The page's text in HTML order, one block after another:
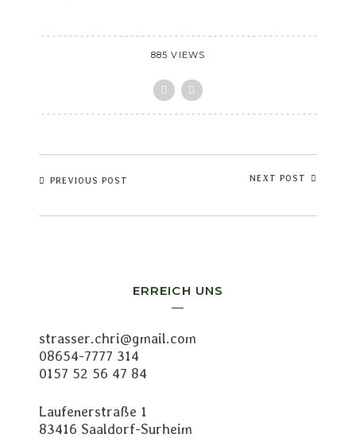
885 VIEWS
PREVIOUS POST NEXT POST
ERREICH UNS
strasser.chri@gmail.com
08654-7777 314
0157 52 56 47 84
Laufenerstraße 1
83416 Saaldorf-Surheim